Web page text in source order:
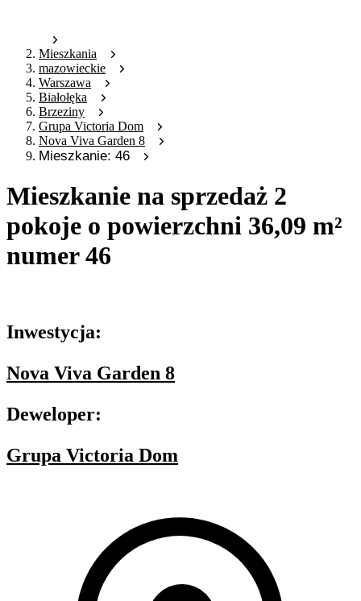
Mieszkania
mazowieckie
Warszawa
Białołęka
Brzeziny
Grupa Victoria Dom
Nova Viva Garden 8
Mieszkanie: 46
Mieszkanie na sprzedaż 2
pokoje o powierzchni 36,09 m²
numer 46
Inwestycja:
Nova Viva Garden 8
Deweloper:
Grupa Victoria Dom